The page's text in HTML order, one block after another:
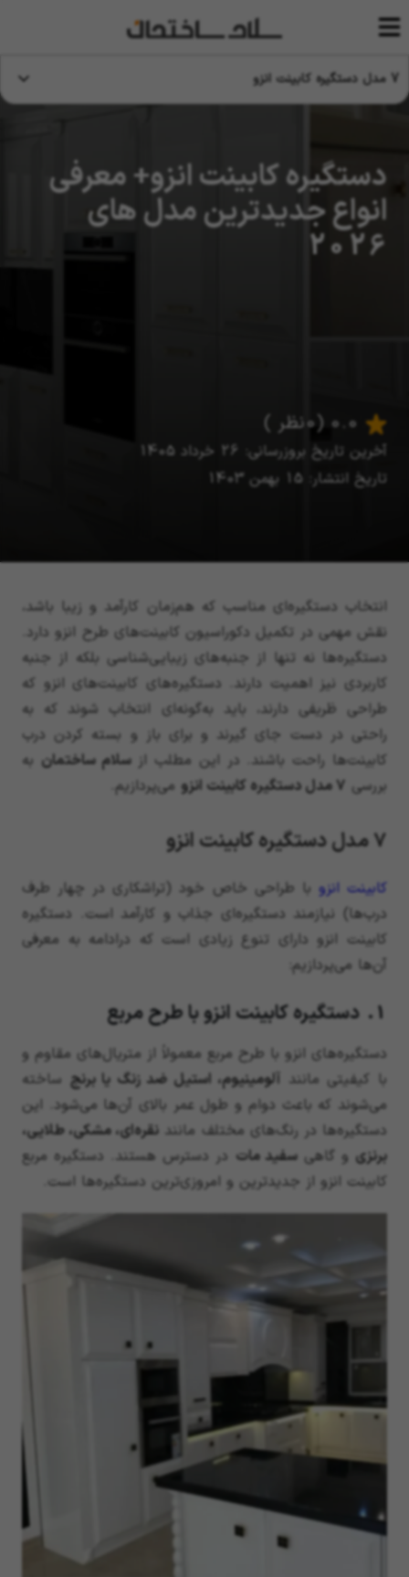
7 مدل دستگیره کابینت انزو
دستگیره کابینت انزو+ معرفی
انواع جدیدترین مدل های
2026
آخرین تاریخ بروزرسانی: 26 خرداد 1405
تاریخ انتشار: 15 بهمن 1403
(0 نظر )
انتخاب دستگیره‌ای مناسب که هم‌زمان کارآمد و زیبا باشد،
نقش مهمی در تکمیل دکوراسیون کابینت‌های طرح انزو دارد.
دستگیره‌ها نه تنها از جنبه‌های زیبایی‌شناسی بلکه از جنبه
کاربردی نیز اهمیت دارند. دستگیره‌های کابینت‌های انزو که
طراحی‌ ظریفی دارند، باید به‌گونه‌ای انتخاب شوند که به
راحتی در دست جای گیرند و برای باز و بسته کردن درب
کابینت‌ها راحت باشند. در این مطلب ازسلام ساختمان به
بررسی 7 مدل دستگیره کابینت انزو می‌پردازیم.
7 مدل دستگیره کابینت انزو
کابینت انزو با طراحی خاص خود (تراشکاری در چهار طرف
درب‌ها) نیازمند دستگیره‌ای جذاب و کارآمد است. دستگیره
کابینت انزو دارای تنوع زیادی است که درادامه به معرفی
آن‌ها می‌پردازیم:
1. دستگیره کابینت انزو با طرح مربع
دستگیره‌های انزو با طرح مربع معمولاً از متریال‌های مقاوم و
با کیفیتی مانند آلومینیوم، استیل ضد زنگ یا برنج ساخته
می‌شوند که باعث دوام و طول عمر بالای آن‌ها می‌شود. این
دستگیره‌ها در رنگ‌های مختلف مانند نقره‌ای، مشکی، طلایی،
برنزی و گاهیسفید مات در دسترس هستند. دستگیره مربع
کابینت انزو از جدیدترین و امروزی‌ترین دستگیره‌ها است.